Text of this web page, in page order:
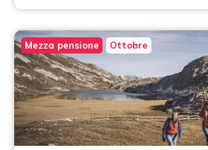
Mezza pensione Ottobre